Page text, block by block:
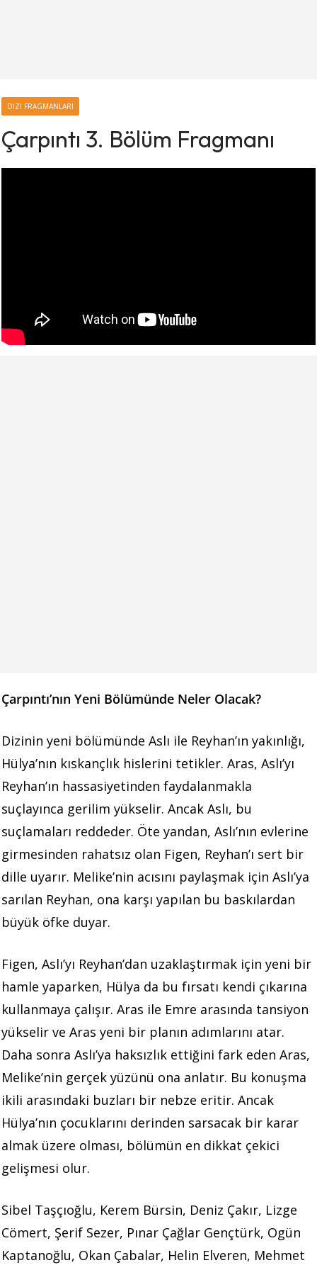
DIZI FRAGMANLARI
Çarpıntı 3. Bölüm Fragmanı
Çarpıntı’nın Yeni Bölümünde Neler Olacak?
Dizinin yeni bölümünde Aslı ile Reyhan’ın yakınlığı,
Hülya’nın kıskançlık hislerini tetikler. Aras, Aslı’yı
Reyhan’ın hassasiyetinden faydalanmakla
suçlayınca gerilim yükselir. Ancak Aslı, bu
suçlamaları reddeder. Öte yandan, Aslı’nın evlerine
girmesinden rahatsız olan Figen, Reyhan’ı sert bir
dille uyarır. Melike’nin acısını paylaşmak için Aslı’ya
sarılan Reyhan, ona karşı yapılan bu baskılardan
büyük öfke duyar.
Figen, Aslı’yı Reyhan’dan uzaklaştırmak için yeni bir
hamle yaparken, Hülya da bu fırsatı kendi çıkarına
kullanmaya çalışır. Aras ile Emre arasında tansiyon
yükselir ve Aras yeni bir planın adımlarını atar.
Daha sonra Aslı’ya haksızlık ettiğini fark eden Aras,
Melike’nin gerçek yüzünü ona anlatır. Bu konuşma
ikili arasındaki buzları bir nebze eritir. Ancak
Hülya’nın çocuklarını derinden sarsacak bir karar
almak üzere olması, bölümün en dikkat çekici
gelişmesi olur.
Sibel Taşçıoğlu, Kerem Bürsin, Deniz Çakır, Lizge
Cömert, Şerif Sezer, Pınar Çağlar Gençtürk, Ogün
Kaptanoğlu, Okan Çabalar, Helin Elveren, Mehmet